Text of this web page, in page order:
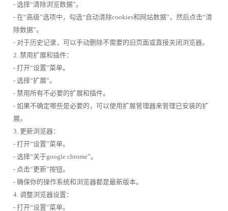
- 选择“清除浏览数据”。
- 在“高级”选项中，勾选“自动清除cookies和网站数据”，然后点击“清
除数据”。
- 对于历史记录，可以手动删除不需要的旧页面或直接关闭浏览器。
2. 禁用扩展和插件：
- 打开“设置”菜单。
- 选择“扩展”。
- 禁用所有不必要的扩展和插件。
- 如果不确定哪些是必要的，可以使用扩展管理器来管理已安装的扩
展。
3. 更新浏览器：
- 打开“设置”菜单。
- 选择“关于google chrome”。
- 点击“更新”按钮。
- 确保你的操作系统和浏览器都是最新版本。
4. 调整浏览器设置：
- 打开“设置”菜单。